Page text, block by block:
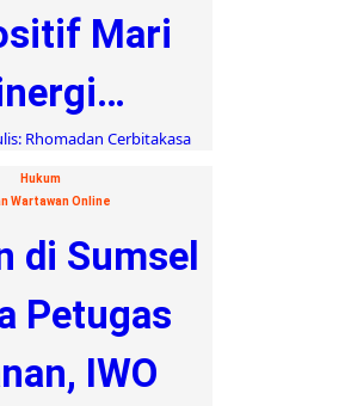
Mari
Rhomadan Cerbitakasa
Hukum
Wartawan Online
di Sumsel
Petugas
IWO